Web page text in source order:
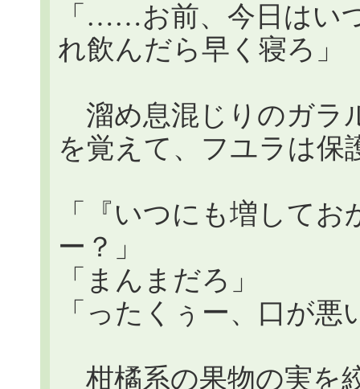
「……お前、今日はい
れ飲んだら早く寝ろ」
溜め息混じりのガラ
を覚えて、フユラは保
「『いつにも増して
ー？」
「まんまだろ」
「ったくぅー、口が悪
柑橘系の果物の実を